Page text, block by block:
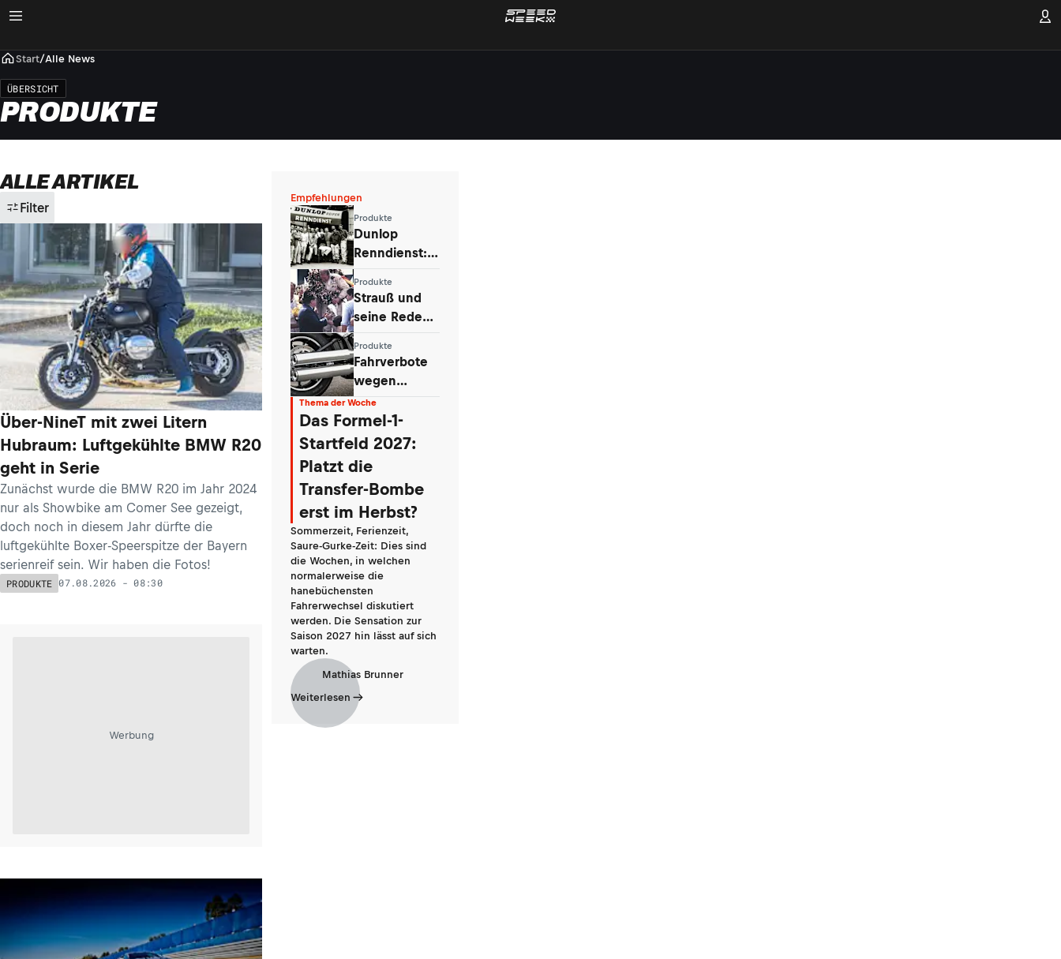
Start/Alle News
ÜBERSICHT
PRODUKTE
ALLE ARTIKEL
Filter
Über-NineT mit zwei Litern
Hubraum: Luftgekühlte BMW R20
geht in Serie
Zunächst wurde die BMW R20 im Jahr 2024
nur als Showbike am Comer See gezeigt,
doch noch in diesem Jahr dürfte die
luftgekühlte Boxer-Speerspitze der Bayern
serienreif sein. Wir haben die Fotos!
PRODUKTE 07.08.2026 - 08:30
Werbung
Empfehlungen
Produkte
Dunlop
Renndienst:
Anfang einer
Ära
Produkte
Strauß und
seine Rede
Bossen
Produkte
Fahrverbote
wegen
Motorradlärm:
Die Blase
platzt
Thema der Woche
Das Formel-1-
Startfeld 2027:
Platzt die
Transfer-Bombe
erst im Herbst?
Sommerzeit, Ferienzeit,
Saure-Gurke-Zeit: Dies sind
die Wochen, in welchen
normalerweise die
hanebüchensten
Fahrerwechsel diskutiert
werden. Die Sensation zur
Saison 2027 hin lässt auf sich
warten.
Mathias Brunner
Weiterlesen